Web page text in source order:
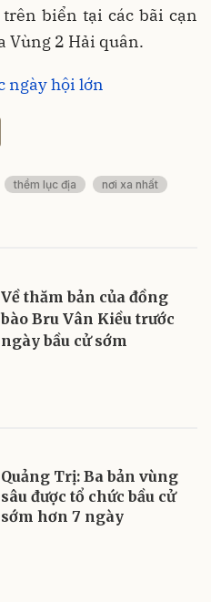
biển tại các bãi cạn
Vùng 2 Hải quân.
ngày hội lớn
thềm lục địa
nơi xa nhất
Về thăm bản của đồng
bào Bru Vân Kiều trước
ngày bầu cử sớm
Quảng Trị: Ba bản vùng
sâu được tổ chức bầu cử
sớm hơn 7 ngày